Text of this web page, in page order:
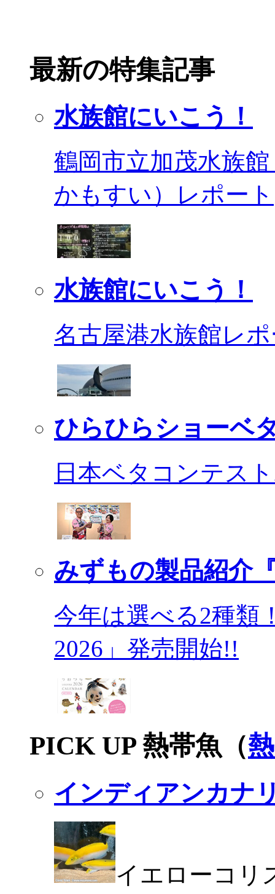
最新の特集記事
水族館にいこう！
鶴岡市立加茂水族
かもすい）レポート
水族館にいこう！
名古屋港水族館レ
ひらひらショーベ
日本ベタコンテス
みずもの製品紹介
今年は選べる2種類
2026」発売開始!!
PICK UP 熱帯魚（
インディアンカナ
イエローコリ